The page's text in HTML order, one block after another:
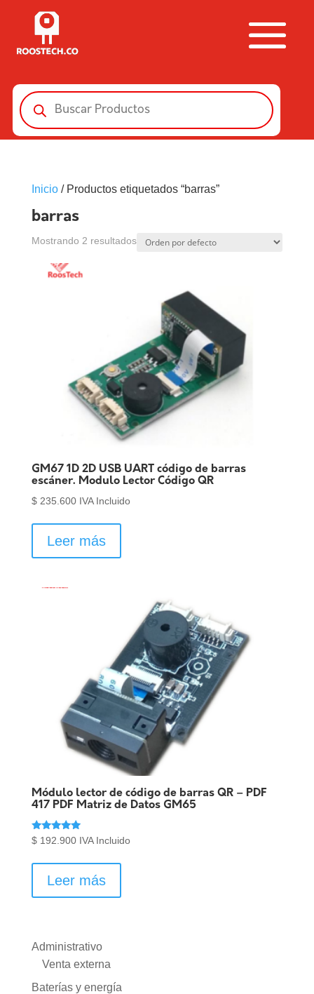
Búsqueda
de
productos
Inicio/ Productos etiquetados “barras”
barras
Mostrando 2 resultados
GM67 1D 2D USB UART código de barras
escáner. Modulo Lector Código QR
$235.600 IVA Incluido
Leer más
Módulo lector de código de barras QR – PDF
417 PDF Matriz de Datos GM65
Valorado en
5.00
$192.900 IVA Incluido
Leer más
Administrativo
Venta externa
Baterías y energía